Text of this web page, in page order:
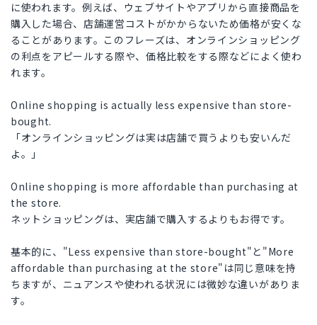
に使われます。例えば、ウェブサイトやアプリから直接商品を
購入した場合、店舗運営コストがかからないため価格が安くな
ることがあります。このフレーズは、オンラインショッピング
の利点をアピールする際や、価格比較をする際などによく使わ
れます。
Online shopping is actually less expensive than store-
bought.
「オンラインショッピングは実は店舗で買うよりも安いんだ
よ。」
Online shopping is more affordable than purchasing at
the store.
ネットショッピングは、実店舗で購入するよりもお得です。
基本的に、"Less expensive than store-bought"と"More
affordable than purchasing at the store"は同じ意味を持
ちますが、ニュアンスや使われる状況には微妙な違いがありま
す。